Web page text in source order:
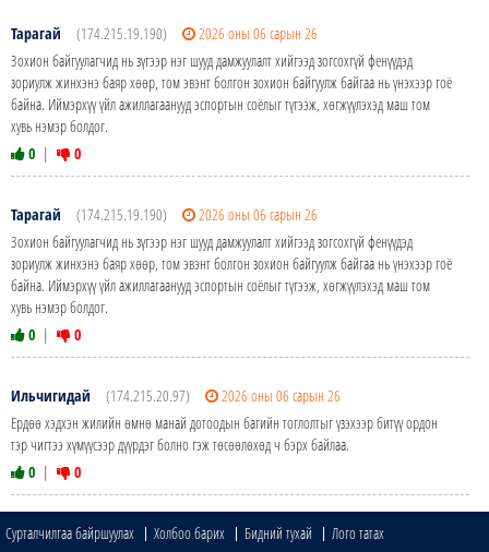
Тарагай (174.215.19.190)
2026 оны 06 сарын 26
Зохион байгуулагчид нь зүгээр нэг шууд дамжуулалт хийгээд зогсохгүй фенүүдэд
зориулж жинхэнэ баяр хөөр, том эвэнт болгон зохион байгуулж байгаа нь үнэхээр гоё
байна. Иймэрхүү үйл ажиллагаанууд эспортын соёлыг түгээж, хөгжүүлэхэд маш том
хувь нэмэр болдог.
0 | 0
Тарагай (174.215.19.190)
2026 оны 06 сарын 26
Зохион байгуулагчид нь зүгээр нэг шууд дамжуулалт хийгээд зогсохгүй фенүүдэд
зориулж жинхэнэ баяр хөөр, том эвэнт болгон зохион байгуулж байгаа нь үнэхээр гоё
байна. Иймэрхүү үйл ажиллагаанууд эспортын соёлыг түгээж, хөгжүүлэхэд маш том
хувь нэмэр болдог.
0 | 0
Ильчигидай (174.215.20.97)
2026 оны 06 сарын 26
Ердөө хэдхэн жилийн өмнө манай дотоодын багийн тоглолтыг үзэхээр битүү ордон
тэр чигтээ хүмүүсээр дүүрдэг болно гэж төсөөлөхөд ч бэрх байлаа.
0 | 0
Сурталчилгаа байршуулах Холбоо барих Бидний тухай
Лого татах